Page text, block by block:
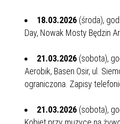
18.03.2026 (środa),
Day, Nowak Mosty Będzin
21.03.2026 (sobota),
Aerobik, Basen Osir, ul.
ograniczona. Zapisy
21.03.2026 (sobota),